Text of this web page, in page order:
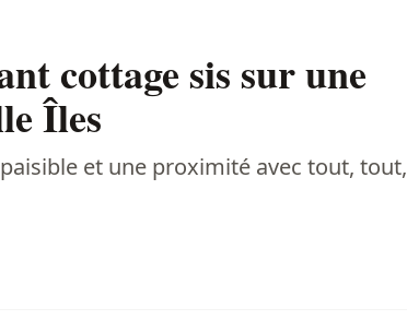
cottage sis sur une
Îles
et une proximité avec tout, tout,